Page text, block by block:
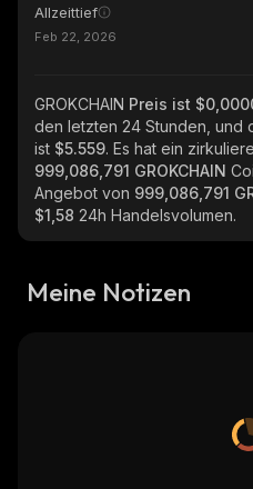
Allzeittief
Feb 22, 2026
GROKCHAIN Preis ist
den letzten 24 Stunden, und
ist $5.559. Es hat ein
999,086,791 GROKCHAIN
Angebot von 999,086,791
$1,58 24h Handelsvolumen.
Meine Notizen